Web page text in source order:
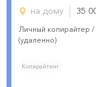
на дому 35
Личный копирайтер /
(удаленно)
Копирайтинг